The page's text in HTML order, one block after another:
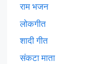
राम भजन
लोकगीत
शादी गीत
संकटा माता